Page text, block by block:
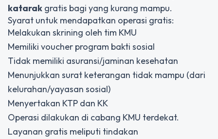
katarak gratis bagi yang kurang mampu.
Syarat untuk mendapatkan operasi gratis:
Melakukan skrining oleh tim KMU
Memiliki voucher program bakti sosial
Tidak memiliki asuransi/jaminan kesehatan
Menunjukkan surat keterangan tidak mampu (dari
kelurahan/yayasan sosial)
Menyertakan KTP dan KK
Operasi dilakukan di cabang KMU terdekat.
Layanan gratis meliputi tindakan